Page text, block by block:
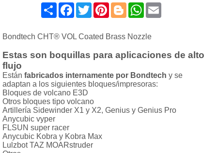
ShareFacebook
TwitterPinterest
BloggerWhatsApp
Bondtech CHT® VOL Coated Brass Nozzle
Estas son boquillas para aplicaciones de alto
flujo
Están fabricados internamente por Bondtech y se
adaptan a los siguientes bloques/impresoras:
Bloques de volcano E3D
Otros bloques tipo volcano
Artillería Sidewinder X1 y X2, Genius y Genius Pro
Anycubic vyper
FLSUN super racer
Anycubic Kobra y Kobra Max
Lulzbot TAZ MOARstruder